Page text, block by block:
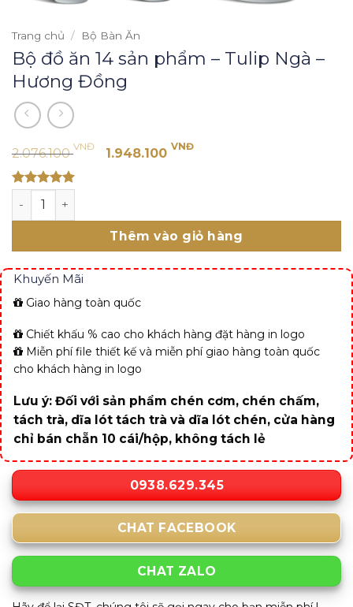
Trang chủ / Bộ Bàn Ăn
Bộ đồ ăn 14 sản phẩm – Tulip Ngà –
Hương Đồng
2.076.100VNĐ
Giá
1.948.100 VNĐGiá
1.948.100 VNĐ.
out of 5
Bộ đồ ăn 14 sản phẩm - Tulip Ngà - Hương Đồng số lượng
Thêm vào giỏ hàng
Khuyến Mãi
Giao hàng toàn quốc
Chiết khấu % cao cho khách hàng đặt hàng in logo
Miễn phí file thiết kế và miễn phí giao hàng toàn quốc
cho khách hàng in logo
Lưu ý: Đối với sản phẩm chén cơm, chén chấm,
tách trà, dĩa lót tách trà và dĩa lót chén, cửa hàng
chỉ bán chẵn 10 cái/hộp, không tách lẻ
0938.629.345
CHAT FACEBOOK
CHAT ZALO